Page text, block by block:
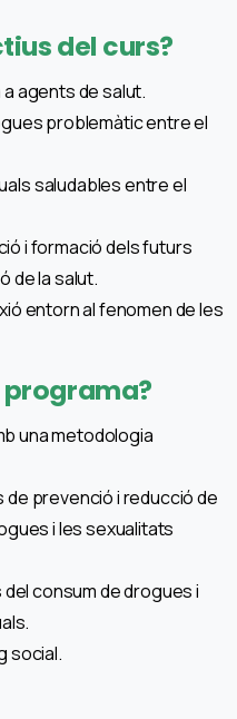
del curs?
agents de salut.
problemàtic entre el
saludables entre el
i formació dels futurs
de la salut.
entorn al fenomen de les
programa?
una metodologia
prevenció i reducció de
i les sexualitats
consum de drogues i
social.